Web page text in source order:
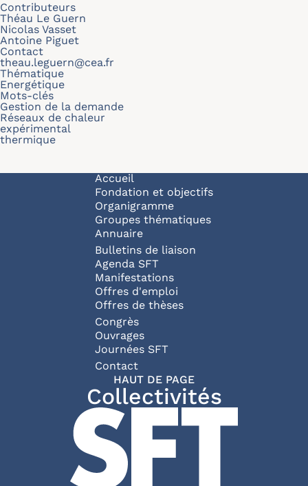
Contributeurs
Théau Le Guern
Nicolas Vasset
Antoine Piguet
Contact
theau.leguern@cea.fr
Thématique
Energétique
Mots-clés
Gestion de la demande
Réseaux de chaleur
expérimental
thermique
Navigation principale
Accueil
Fondation et objectifs
Organigramme
Groupes thématiques
Annuaire
Bulletins de liaison
Agenda SFT
Manifestations
Offres d'emploi
Offres de thèses
Congrès
Ouvrages
Journées SFT
Pied de page
Contact
HAUT DE PAGE
Collectivités